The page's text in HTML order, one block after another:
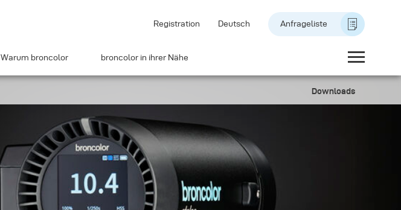
Registration Deutsch Anfrageliste
Warum broncolor broncolor in ihrer Nähe
Downloads